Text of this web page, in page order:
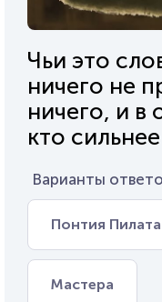
Чьи это
ничего не
ничего, и в
кто
Варианты
Понтия Пилата
Мастера